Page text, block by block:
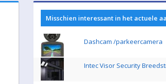
Misschien interessant in het actuele
Dashcam /parkeercamera
Intec Visor Security